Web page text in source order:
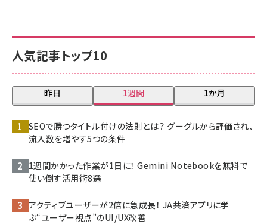
人気記事トップ10
昨日 1週間 1か月
SEOで勝つタイトル付けの法則とは？ グーグルから評価され、
流入数を増やす5つの条件
1週間かかった作業が1日に！ Gemini Notebookを無料で
使い倒す活用術8選
アクティブユーザーが2倍に急成長！ JA共済アプリに学
ぶ“ユーザー視点”のUI/UX改善